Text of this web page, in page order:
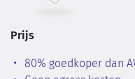
Prijs
80% goedkoper dan